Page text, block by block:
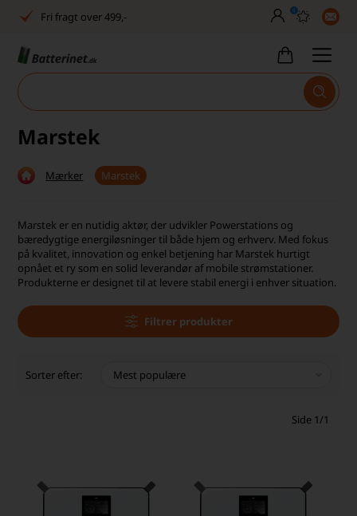
Fri fragt over 499,-
Dag-til-dag levering
Dansk lager
30 dages returret
Tlf. er lukket uge 27-32
0
Marstek
Mærker Marstek
Marstek er en nutidig aktør, der udvikler Powerstations og
bæredygtige energiløsninger til både hjem og erhverv. Med fokus
på kvalitet, innovation og enkel betjening har Marstek hurtigt
opnået et ry som en solid leverandør af mobile strømstationer.
Produkterne er designet til at levere stabil energi i enhver situation.
Filtrer produkter
Sorter efter:
Side 1/1